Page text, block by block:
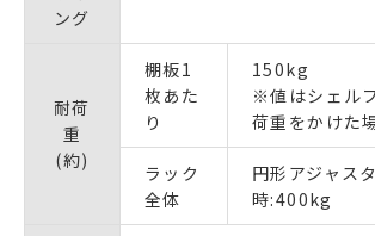
ング
耐荷
重
(約)
棚板1
枚あた
り
150kg
※値はシェル
荷重をかけた
ラック
全体
円形アジャス
時:400kg